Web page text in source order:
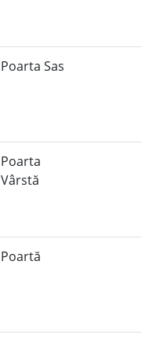
Poarta Sas
Poarta
Vârstă
Poartă